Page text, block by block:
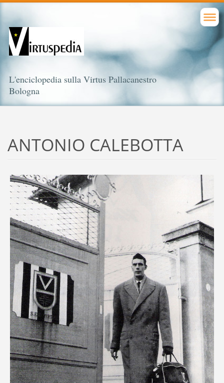
L'enciclopedia sulla Virtus Pallacanestro
Bologna
ANTONIO CALEBOTTA